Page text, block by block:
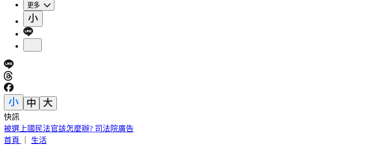
更多
快訊
IU無預警召喚前男友 韓網替「她」心疼：很不舒服
首頁
生活